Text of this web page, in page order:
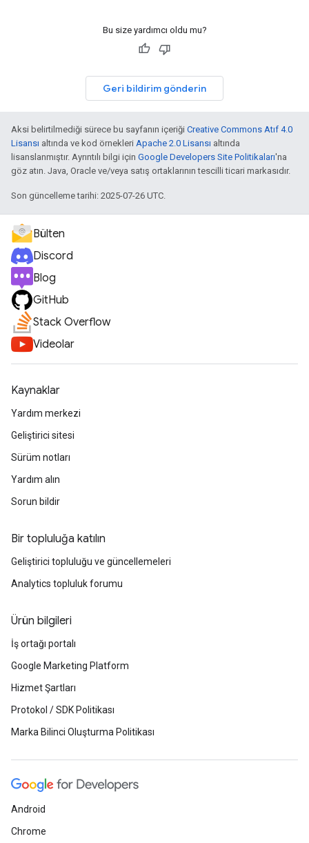
Bu size yardımcı oldu mu?
Geri bildirim gönderin
Aksi belirtilmediği sürece bu sayfanın içeriği Creative Commons Atıf 4.0
Lisansı altında ve kod örnekleri Apache 2.0 Lisansı altında
lisanslanmıştır. Ayrıntılı bilgi için Google Developers Site Politikaları'na
göz atın. Java, Oracle ve/veya satış ortaklarının tescilli ticari markasıdır.
Son güncelleme tarihi: 2025-07-26 UTC.
Bülten
Discord
Blog
GitHub
Stack Overflow
Videolar
Kaynaklar
Yardım merkezi
Geliştirici sitesi
Sürüm notları
Yardım alın
Sorun bildir
Bir topluluğa katılın
Geliştirici topluluğu ve güncellemeleri
Analytics topluluk forumu
Ürün bilgileri
İş ortağı portalı
Google Marketing Platform
Hizmet Şartları
Protokol / SDK Politikası
Marka Bilinci Oluşturma Politikası
Android
Chrome